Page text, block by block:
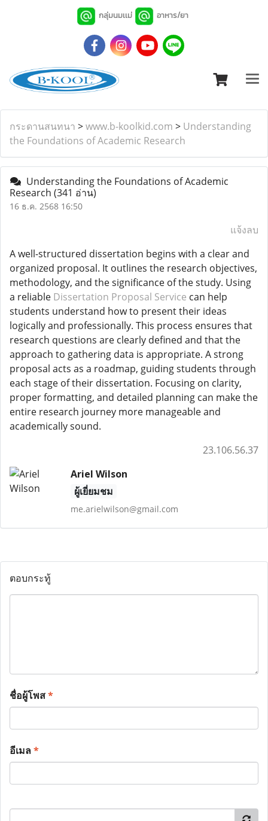
กลุ่มนมเเม่ อาหาร/ยา
กระดานสนทนา >www.b-koolkid.com > Understanding
the Foundations of Academic Research
Understanding the Foundations of Academic
Research (341 อ่าน)
16 ธ.ค. 2568 16:50
แจ้งลบ
A well-structured dissertation begins with a clear and
organized proposal. It outlines the research objectives,
methodology, and the significance of the study. Using
a reliable Dissertation Proposal Service can help
students understand how to present their ideas
logically and professionally. This process ensures that
research questions are clearly defined and that the
approach to gathering data is appropriate. A strong
proposal acts as a roadmap, guiding students through
each stage of their dissertation. Focusing on clarity,
proper formatting, and detailed planning can make the
entire research journey more manageable and
academically sound.
23.106.56.37
Ariel Wilson
ผู้เยี่ยมชม
me.arielwilson@gmail.com
ตอบกระทู้
ชื่อผู้โพส*
อีเมล*